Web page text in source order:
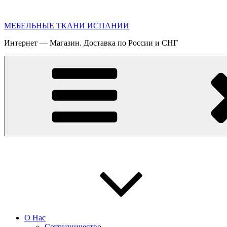
содержимому
МЕБЕЛЬНЫЕ ТКАНИ ИСПАНИИ
Интернет — Магазин. Доставка по России и СНГ
О Нас